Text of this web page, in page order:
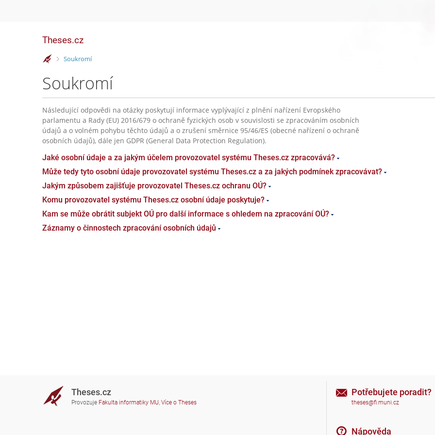
Theses.cz
>
Soukromí
Soukromí
Následující odpovědi na otázky poskytují informace vyplývající z plnění nařízení Evropského
parlamentu a Rady (EU) 2016/679 o ochraně fyzických osob v souvislosti se zpracováním osobních
údajů a o volném pohybu těchto údajů a o zrušení směrnice 95/46/ES (obecné nařízení o ochraně
osobních údajů), dále jen GDPR (General Data Protection Regulation).
Jaké osobní údaje a za jakým účelem provozovatel systému Theses.cz zpracovává?
Může tedy tyto osobní údaje provozovatel systému Theses.cz a za jakých podmínek zpracovávat?
Jakým způsobem zajišťuje provozovatel Theses.cz ochranu OÚ?
Komu provozovatel systému Theses.cz osobní údaje poskytuje?
Kam se může obrátit subjekt OÚ pro další informace s ohledem na zpracování OÚ?
Záznamy o činnostech zpracování osobních údajů
Theses.cz
Provozuje Fakulta informatiky MU, Více o Theses
Potřebujete poradit?
theses@fi.muni.cz
Nápověda